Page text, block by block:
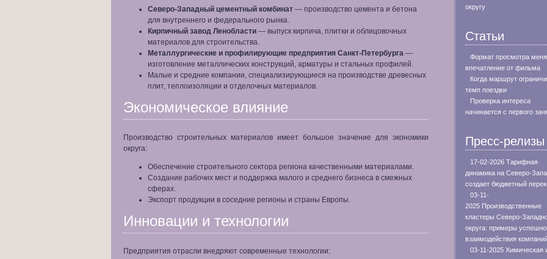
Северо-Западный цементный комбинат — производство цемента и бетона
для внутреннего и федерального рынка.
Кирпичный завод Ленобласти — выпуск кирпича, плитки и облицовочных
материалов для строительства.
Металлургические и профилирующие предприятия Санкт-Петербурга —
изготовление металлических конструкций, арматуры и стальных профилей.
Малые и средние компании, специализирующиеся на производстве древесных
плит, теплоизоляции и отделочных материалов.
Экономическое влияние
Производство строительных материалов имеет большое значение для экономики
округа:
Обеспечение строительного сектора региона качественными материалами.
Создание рабочих мест и поддержка малого и среднего бизнеса в смежных
сферах.
Экспорт продукции в соседние регионы и страны Европы.
Инновации и технологии
Предприятия отрасли внедряют современные технологии:
округу
Статьи
Формат просмотра
впечатление от фильма
Когда маршрут
темп поездки
Проверка интереса
начинается с первого
Пресс-релизы
17-02-2026 Тарифная
динамика на Северо-
создает бюджетный
03-11-
2025 Производственные
кластеры Северо-
округа: примеры
взаимодействия
03-11-2025 Химическая